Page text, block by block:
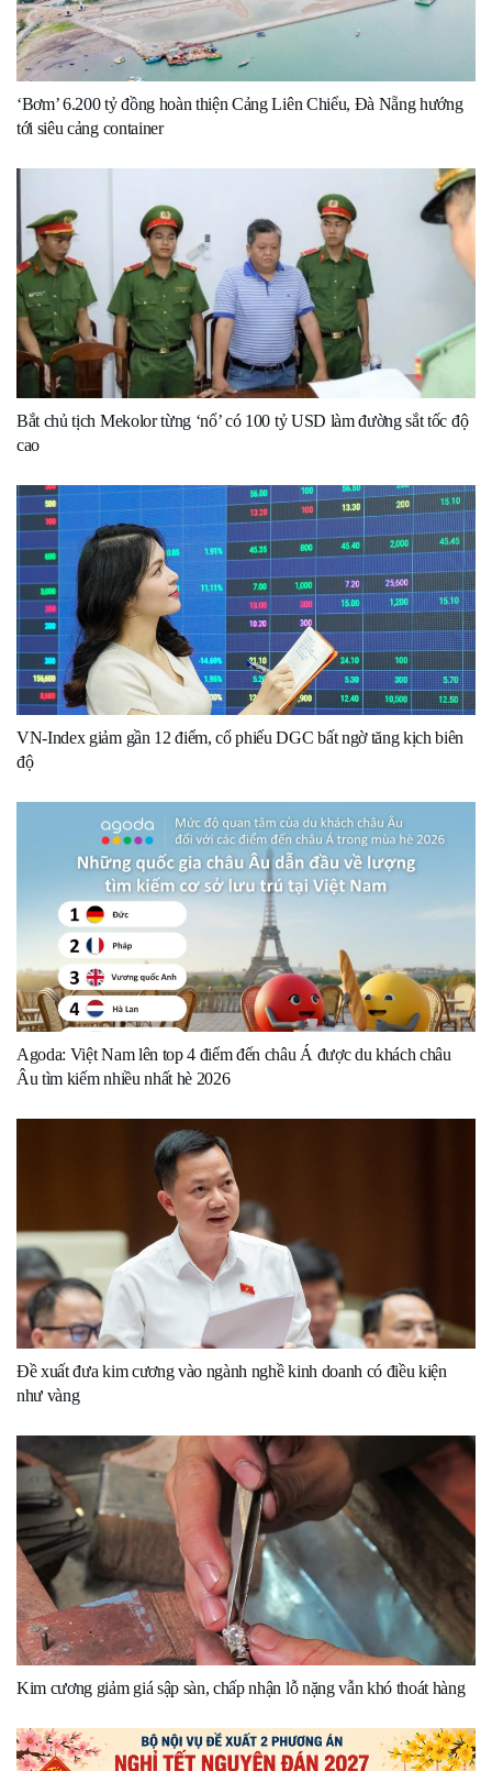
‘Bơm’ 6.200 tỷ đồng hoàn thiện Cảng Liên Chiểu, Đà Nẵng hướng
tới siêu cảng container
Bắt chủ tịch Mekolor từng ‘nổ’ có 100 tỷ USD làm đường sắt tốc độ
cao
VN-Index giảm gần 12 điểm, cổ phiếu DGC bất ngờ tăng kịch biên
độ
Agoda: Việt Nam lên top 4 điểm đến châu Á được du khách châu
Âu tìm kiếm nhiều nhất hè 2026
Đề xuất đưa kim cương vào ngành nghề kinh doanh có điều kiện
như vàng
Kim cương giảm giá sập sàn, chấp nhận lỗ nặng vẫn khó thoát hàng